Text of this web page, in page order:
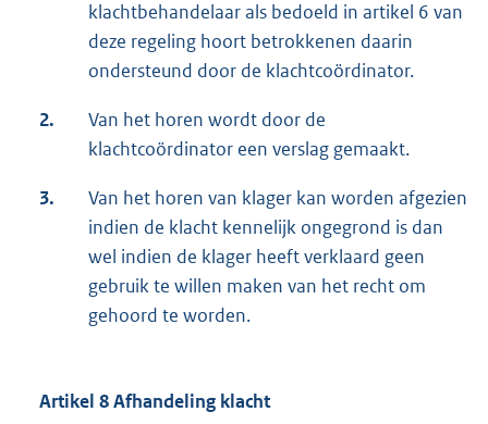
klachtbehandelaar als bedoeld in artikel 6 van
deze regeling hoort betrokkenen daarin
ondersteund door de klachtcoördinator.
2.
Van het horen wordt door de
klachtcoördinator een verslag gemaakt.
3.
Van het horen van klager kan worden afgezien
indien de klacht kennelijk ongegrond is dan
wel indien de klager heeft verklaard geen
gebruik te willen maken van het recht om
gehoord te worden.
Artikel 8 Afhandeling klacht